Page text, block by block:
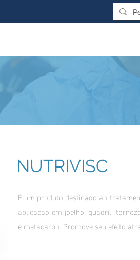
NUTRIVISC
É um produto destinado ao
aplicação em joelho, quadril,
e metacarpo. Promove seu efeito